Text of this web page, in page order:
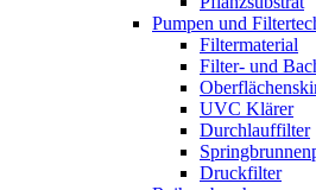
Pumpen und
Filtermaterial
Filter- und
UVC Klärer
Durchlauffilter
Druckfilter